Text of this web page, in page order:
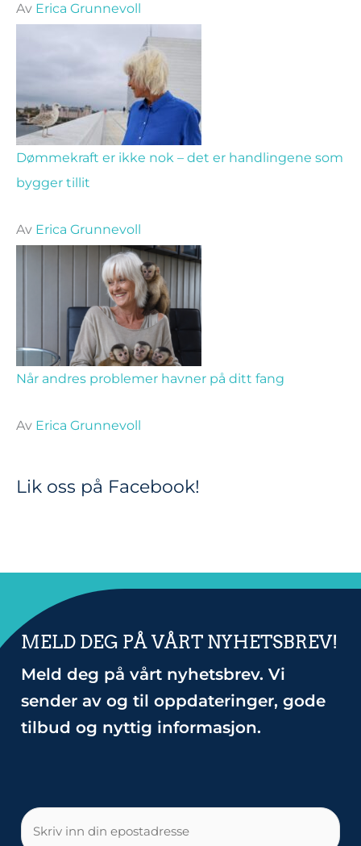
Av Erica Grunnevoll
Dømmekraft er ikke nok – det er handlingene som
bygger tillit
Av Erica Grunnevoll
Når andres problemer havner på ditt fang
Av Erica Grunnevoll
Lik oss på Facebook!
MELD DEG PÅ VÅRT NYHETSBREV!
Meld deg på vårt nyhetsbrev. Vi
sender av og til oppdateringer, gode
tilbud og nyttig informasjon.
E-
post